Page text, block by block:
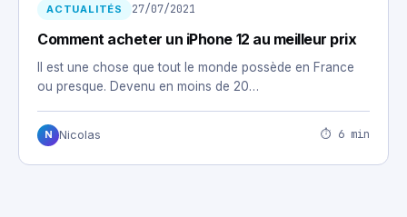
ACTUALITÉS 27/07/2021
Comment acheter un iPhone 12 au meilleur prix
Il est une chose que tout le monde possède en France
ou presque. Devenu en moins de 20…
N Nicolas ⏱ 6 min